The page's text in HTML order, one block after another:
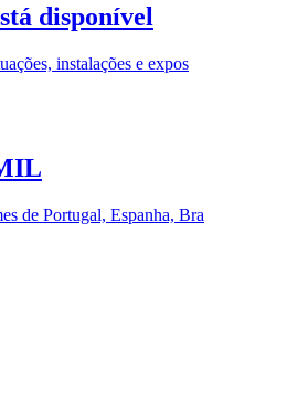
disponível
instalações e expos
de Portugal, Espanha, Bra